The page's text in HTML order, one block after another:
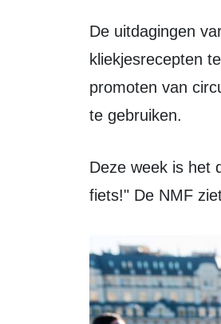
De uitdagingen variëren van het proberen minder voedsel te verspillen door
kliekjesrecepten
promoten van
te gebruiken.
Deze week is het dus de beurt aan de challenge “Laat de auto staan en pak de
fiets!" De NMF